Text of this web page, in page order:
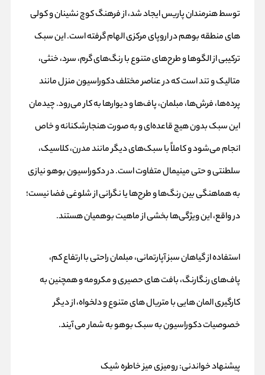
توسط هنرمندان پاریس ایجاد شد، از فرهنگ کوچ‌ نشینان و کولی‌
های منطقه بوهم در اروپای مرکزی الهام گرفته است. این سبک
ترکیبی از الگوها و طرح‌های متنوع با رنگ‌های گرم، سرد، خنثی،
متالیک و تند است که در عناصر مختلف دکوراسیون منزل مانند
پرده‌ها، فرش‌ها، مبلمان، پاف‌ها و دیوارها به کار می‌رود. چیدمان
این سبک بدون هیچ قاعده‌ای و به صورت هنجارشکنانه و خاص
انجام می‌شود و کاملاً با سبک‌های دیگر مانند مدرن، کلاسیک،
سلطنتی و حتی مینیمال متفاوت است. در دکوراسیون بوهو نیازی
به هماهنگی بین رنگ‌ها و طرح‌ها یا نگرانی از شلوغی فضا نیست؛
در واقع، این ویژگی‌ها بخشی از ماهیت بوهمیان هستند.
استفاده از گیاهان سبز آپارتمانی، مبلمان راحتی با ارتفاع کم،
پاف‌های رنگارنگ، بافت‌ های حصیری و مکرومه و همچنین به‌
کارگیری المان‌ هایی با متریال‌ های متنوع و دلخواه، از دیگر
خصوصیات دکوراسیون به سبک بوهو به شمار می‌ آیند.
پیشنهاد خواندنی:رومیزی میز خاطره شیک